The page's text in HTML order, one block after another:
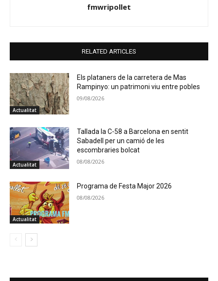
fmwripollet
RELATED ARTICLES
Actualitat
Els plataners de la carretera de Mas
Rampinyo: un patrimoni viu entre pobles
09/08/2026
Actualitat
Tallada la C-58 a Barcelona en sentit
Sabadell per un camió de les
escombraries bolcat
08/08/2026
Actualitat
Programa de Festa Major 2026
08/08/2026